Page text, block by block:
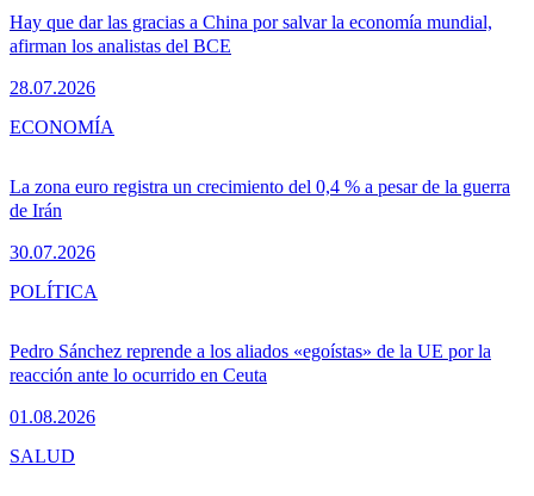
Hay que dar las gracias a China por salvar la economía mundial,
afirman los analistas del BCE
28.07.2026
La zona euro registra un crecimiento del 0,4 % a pesar de la guerra
de Irán
30.07.2026
ECONOMÍA
Pedro Sánchez reprende a los aliados «egoístas» de la UE por la
reacción ante lo ocurrido en Ceuta
01.08.2026
POLÍTICA
SALUD